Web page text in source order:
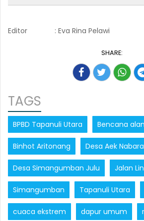
Editor : Eva Rina Pelawi
SHARE:
TAGS
BPBD Tapanuli Utara Bencana
Binhot Aritonang Desa Aek Nabara
Desa Simangumban Julu Jalan
Simangumban Tapanuli Utara
cuaca ekstrem dapur umum